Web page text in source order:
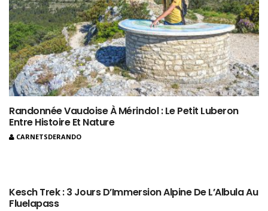
Randonnée Vaudoise À Mérindol : Le Petit Luberon
Entre Histoire Et Nature
CARNETSDERANDO
Kesch Trek : 3 Jours D’Immersion Alpine De L’Albula Au
Fluelapass